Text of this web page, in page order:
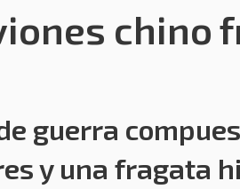
chino
guerra
y una fragata